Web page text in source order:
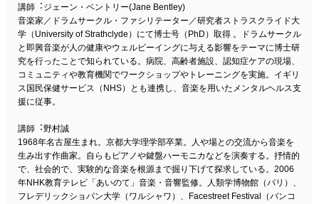
講師︓ジェーン・ベントリー(Jane Bentley)
音楽家／ドラムサークル・ファシリテーター／研究者ストラスクライド大
学（University of Strathclyde）にて博士号（PhD）取得 。ドラムサークル
と即興音楽が人の健康やウェルビーイングに与える影響をテーマに博士研
究を行ったことで知られている。病院、高齢者施設、認知症ケアの現場、
コミュニティや教育機関でワークショップやトレーニングを実施。イギリ
ス国民保健サービス（NHS）とも連携し、音楽を用いたメンタルヘルス支
援に従事。
講師︓野村誠
1968年名古屋生まれ。京都大学理学部卒業。人や場との交流から音楽を
生み出す作曲家。自らもピアノや鍵盤ハーモニカなどを演奏する。抒情的
で、社会的で、実験的な音楽を根源まで掘り下げて探求している。2006
年NHK教育テレビ「あいのて」音楽・音響監修。人類学博物館（パリ）、
フレデリックショパン大学（ワルシャワ）、Facestreet Festival（バンコ